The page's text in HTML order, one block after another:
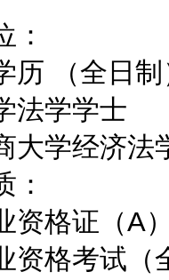
：
历 （全日制
法学学士
大学经济法
：
资格证（A
资格考试（